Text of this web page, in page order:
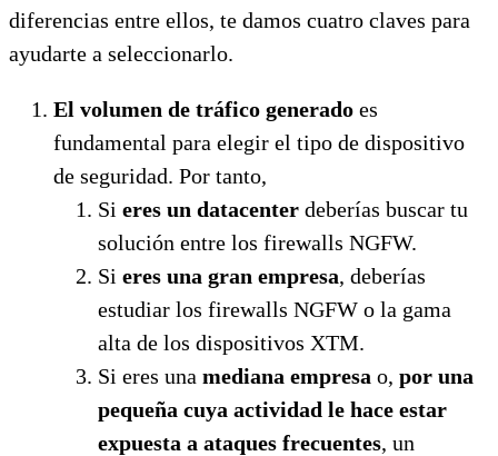
diferencias entre ellos, te damos cuatro claves para
ayudarte a seleccionarlo.
El volumen de tráfico generado es
fundamental para elegir el tipo de dispositivo
de seguridad. Por tanto,
Si eres un datacenter deberías buscar tu
solución entre los firewalls NGFW.
Si eres una gran empresa, deberías
estudiar los firewalls NGFW o la gama
alta de los dispositivos XTM.
Si eres una mediana empresa o, por una
pequeña cuya actividad le hace estar
expuesta a ataques frecuentes, un